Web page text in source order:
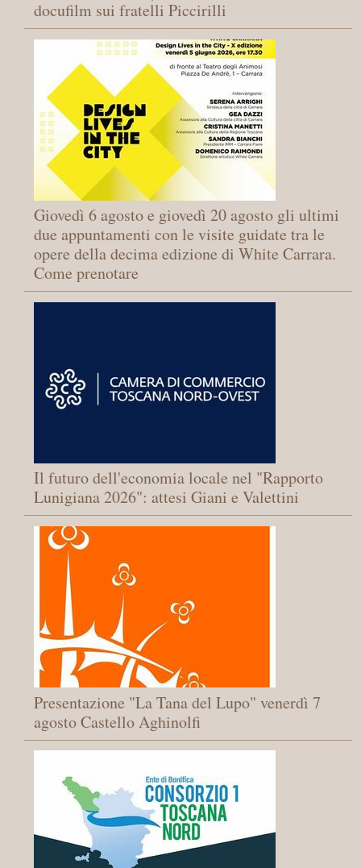
docufilm sui fratelli Piccirilli
Giovedì 6 agosto e giovedì 20 agosto gli ultimi
due appuntamenti con le visite guidate tra le
opere della decima edizione di White Carrara.
Come prenotare
Il futuro dell'economia locale nel "Rapporto
Lunigiana 2026": attesi Giani e Valettini
Presentazione "La Tana del Lupo" venerdì 7
agosto Castello Aghinolfi